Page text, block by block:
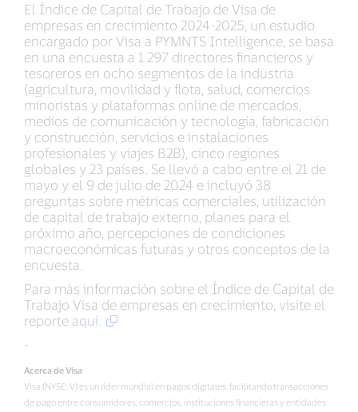
El Índice de Capital de Trabajo de Visa de
empresas en crecimiento 2024-2025, un estudio
encargado por Visa a PYMNTS Intelligence, se basa
en una encuesta a 1.297 directores financieros y
tesoreros en ocho segmentos de la industria
(agricultura, movilidad y flota, salud, comercios
minoristas y plataformas online de mercados,
medios de comunicación y tecnología, fabricación
y construcción, servicios e instalaciones
profesionales y viajes B2B), cinco regiones
globales y 23 países. Se llevó a cabo entre el 21 de
mayo y el 9 de julio de 2024 e incluyó 38
preguntas sobre métricas comerciales, utilización
de capital de trabajo externo, planes para el
próximo año, percepciones de condiciones
macroeconómicas futuras y otros conceptos de la
encuesta.
Para más información sobre el Índice de Capital de
Trabajo Visa de empresas en crecimiento, visite el
reporte aquí.
-
Acerca de Visa
Visa (NYSE: V) es un líder mundial en pagos digitales, facilitando transacciones
de pago entre consumidores, comercios, instituciones financieras y entidades